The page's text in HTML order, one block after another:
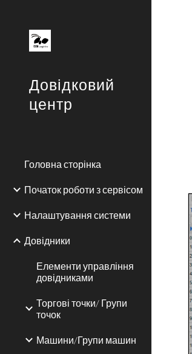
Довідковий
центр
Головна сторінка
Початок роботи з сервісом
Налаштування системи
Довідники
Елементи управління
довідниками
Торгові точки/ Групи
точок
Машини/Групи машин